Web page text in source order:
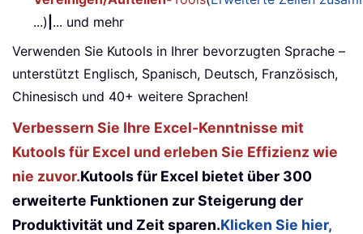
...) ... und mehr
Verwenden Sie Kutools in Ihrer bevorzugten Sprache –
unterstützt Englisch, Spanisch, Deutsch, Französisch,
Chinesisch und 40+ weitere Sprachen!
Verbessern Sie Ihre Excel-Kenntnisse mit
Kutools für Excel und erleben Sie Effizienz wie
nie zuvor.Kutools für Excel bietet über 300
erweiterte Funktionen zur Steigerung der
Produktivität und Zeit sparen.Klicken Sie hier,